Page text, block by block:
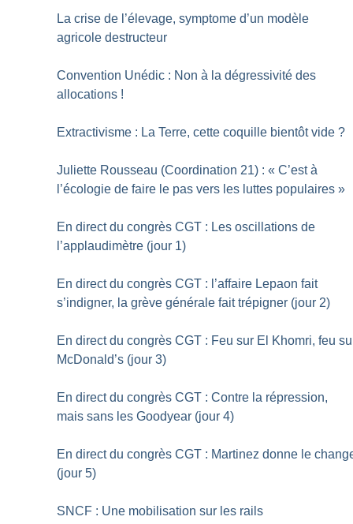
La crise de l’élevage, symptome d’un modèle
agricole destructeur
Convention Unédic : Non à la dégressivité des
allocations !
Extractivisme : La Terre, cette coquille bientôt vide ?
Juliette Rousseau (Coordination 21) : « C’est à
l’écologie de faire le pas vers les luttes populaires »
En direct du congrès CGT : Les oscillations de
l’applaudimètre (jour 1)
En direct du congrès CGT : l’affaire Lepaon fait
s’indigner, la grève générale fait trépigner (jour 2)
En direct du congrès CGT : Feu sur El Khomri, feu
McDonald’s (jour 3)
En direct du congrès CGT : Contre la répression,
mais sans les Goodyear (jour 4)
En direct du congrès CGT : Martinez donne le
(jour 5)
SNCF : Une mobilisation sur les rails